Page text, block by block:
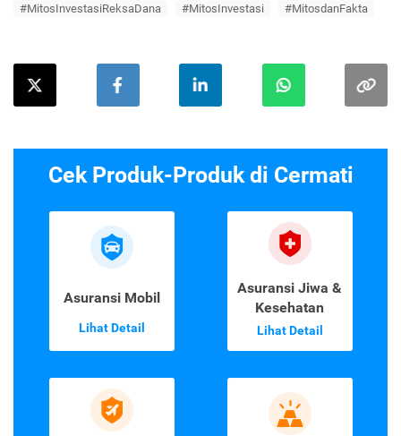
#MitosInvestasiReksaDana #MitosInvestasi #MitosdanFakta
Cek Produk-Produk di Cermati
Asuransi Mobil
Lihat Detail
Asuransi Jiwa &
Kesehatan
Lihat Detail